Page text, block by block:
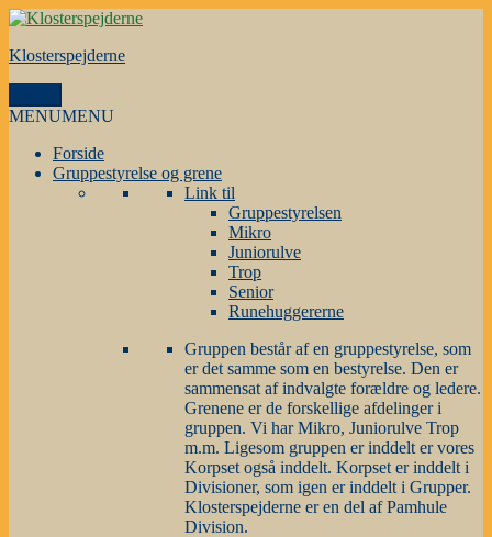
Videre
indhold
Klosterspejderne
MENUMENU
Forside
Gruppestyrelse og grene
Link til
Gruppestyrelsen
Mikro
Juniorulve
Trop
Senior
Runehuggererne
Gruppen består af en gruppestyrelse, som
er det samme som en bestyrelse. Den er
sammensat af indvalgte forældre og ledere.
Grenene er de forskellige afdelinger i
gruppen. Vi har Mikro, Juniorulve Trop
m.m. Ligesom gruppen er inddelt er vores
Korpset også inddelt. Korpset er inddelt i
Divisioner, som igen er inddelt i Grupper.
Klosterspejderne er en del af Pamhule
Division.